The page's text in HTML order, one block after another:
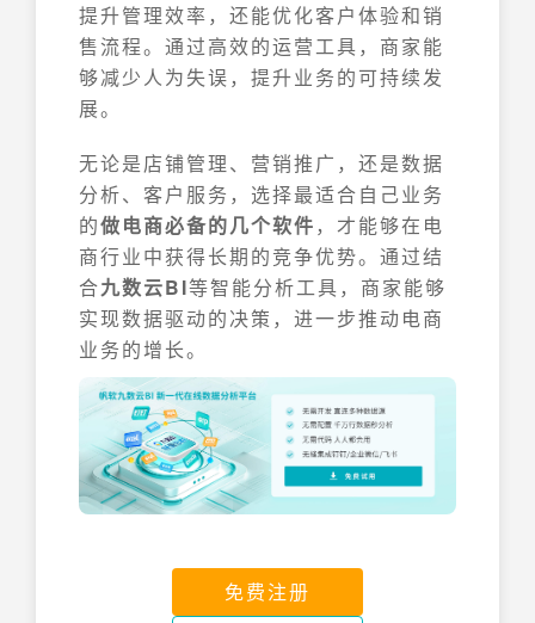
提升管理效率，还能优化客户体验和销
售流程。通过高效的运营工具，商家能
够减少人为失误，提升业务的可持续发
展。
无论是店铺管理、营销推广，还是数据
分析、客户服务，选择最适合自己业务
的做电商必备的几个软件 ，才能够在电
商行业中获得长期的竞争优势。通过结
合九数云BI等智能分析工具，商家能够
实现数据驱动的决策，进一步推动电商
业务的增长。
免费注册